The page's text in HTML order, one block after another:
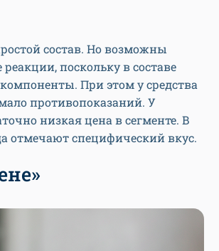
состав. Но возможны
реакции, поскольку в составе
При этом у средства
противопоказаний. У
низкая цена в сегменте. В
отмечают специфический вкус.